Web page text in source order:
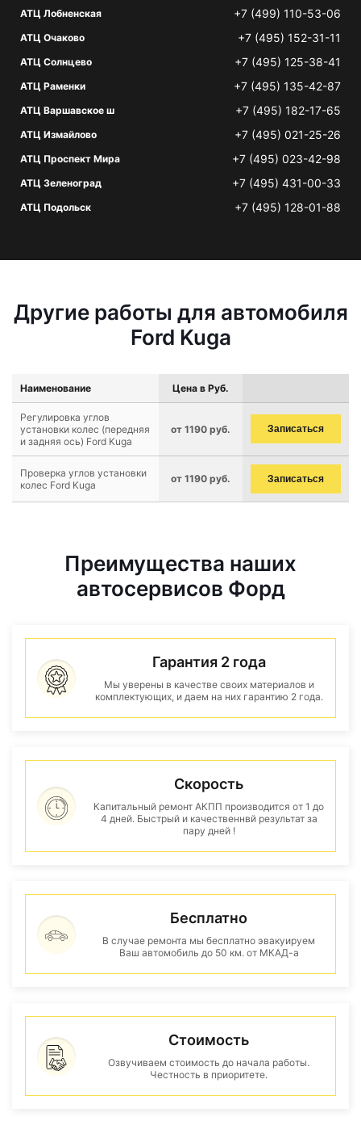
АТЦ Лобненская +7 (499) 110-53-06
АТЦ Очаково +7 (495) 152-31-11
АТЦ Солнцево +7 (495) 125-38-41
АТЦ Раменки +7 (495) 135-42-87
АТЦ Варшавское ш +7 (495) 182-17-65
АТЦ Измайлово +7 (495) 021-25-26
АТЦ Проспект Мира +7 (495) 023-42-98
АТЦ Зеленоград +7 (495) 431-00-33
АТЦ Подольск +7 (495) 128-01-88
Другие работы для автомобиля
Ford Kuga
Наименование Цена в Руб.
Регулировка углов
установки колес (передняя
и задняя ось) Ford Kuga
от 1190 руб. Записаться
Проверка углов установки
колес Ford Kuga
от 1190 руб. Записаться
Преимущества наших
автосервисов Форд
Гарантия 2 года
Мы уверены в качестве своих материалов и
комплектующих, и даем на них гарантию 2 года.
Скорость
Капитальный ремонт АКПП производится от 1 до
4 дней. Быстрый и качественнвй результат за
пару дней !
Бесплатно
В случае ремонта мы бесплатно эвакуируем
Ваш автомобиль до 50 км. от МКАД-а
Стоимость
Озвучиваем стоимость до начала работы.
Честность в приоритете.